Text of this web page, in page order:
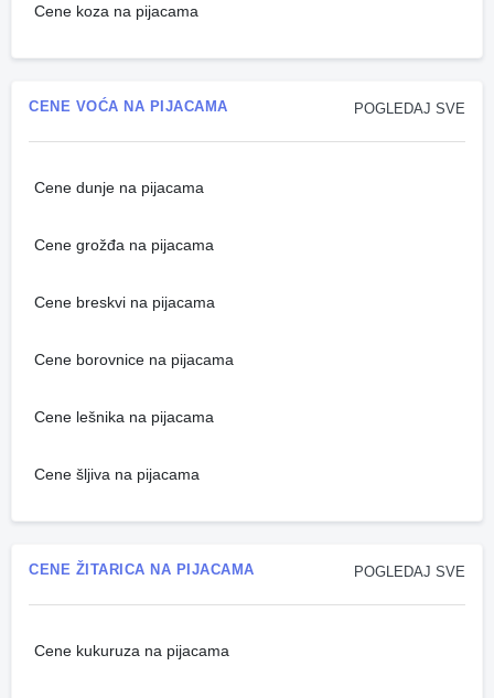
Cene koza na pijacama
POGLEDAJ SVE
CENE VOĆA NA PIJACAMA
Cene dunje na pijacama
Cene grožđa na pijacama
Cene breskvi na pijacama
Cene borovnice na pijacama
Cene lešnika na pijacama
Cene šljiva na pijacama
POGLEDAJ SVE
CENE ŽITARICA NA PIJACAMA
Cene kukuruza na pijacama